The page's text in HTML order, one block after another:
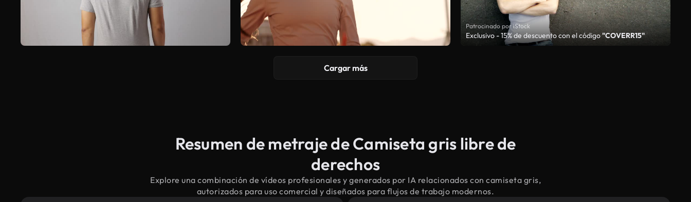
Patrocinado por iStock
Exclusivo - 15% de descuento con el código"COVERR15"
Cargar más
Resumen de metraje de Camiseta gris libre de
derechos
Explore una combinación de vídeos profesionales y generados por IA relacionados con camiseta gris,
autorizados para uso comercial y diseñados para flujos de trabajo modernos.